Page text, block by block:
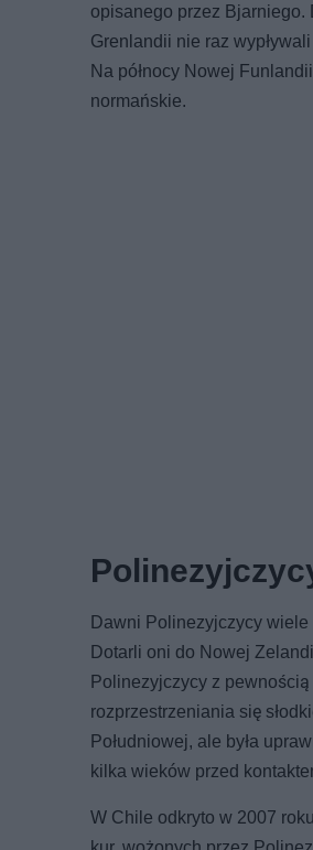
opisanego przez Bjarniego.
Grenlandii nie raz
Na północy Nowej
normańskie.
Dawni Polinezyjczycy
Dotarli oni do Nowej
Polinezyjczycy z
rozprzestrzeniania się
Południowej, ale była
kilka wieków przed
W Chile odkryto w 2007